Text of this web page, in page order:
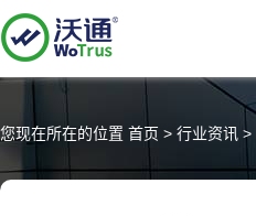
您现在所在的位置 首页 > 行业资讯 >